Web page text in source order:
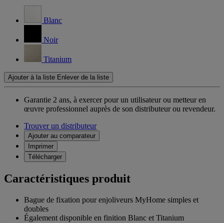
Blanc
Noir
Titanium
Ajouter à la liste Enlever de la liste
Garantie 2 ans, à exercer pour un utilisateur ou metteur en
œuvre professionnel auprès de son distributeur ou revendeur.
Trouver un distributeur
Ajouter au comparateur
Imprimer
Télécharger
Caractéristiques produit
Bague de fixation pour enjoliveurs MyHome simples et
doubles
Également disponible en finition Blanc et Titanium